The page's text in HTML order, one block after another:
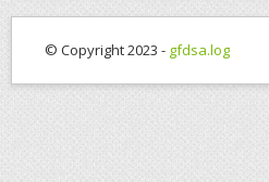
© Copyright 2023 - gfdsa.log